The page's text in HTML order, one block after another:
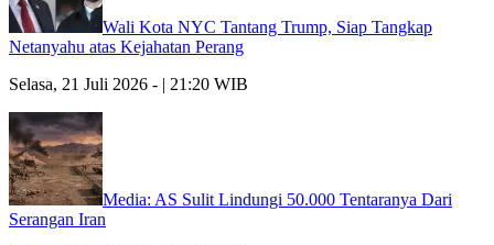
Wali Kota NYC Tantang Trump, Siap Tangkap
Netanyahu atas Kejahatan Perang
Selasa, 21 Juli 2026 - | 21:20 WIB
Media: AS Sulit Lindungi 50.000 Tentaranya Dari
Serangan Iran